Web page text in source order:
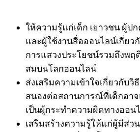
ให้ความรู้แก่เด็ก เยาวชน ผู้ป
และผู้ใช้งานสื่อออนไลน์เกี่ยว
การแสวงประโยชน์รวมถึงพฤ
สมบนโลกออนไลน์
ส่งเสริมความเข้าใจเกี่ยวกับ
สนองต่อสถานการณ์ที่เด็กอาจ
เป็นผู้กระทำความผิดทางออน
เสริมสร้างความรู้ให้แก่ผู้มีส่ว